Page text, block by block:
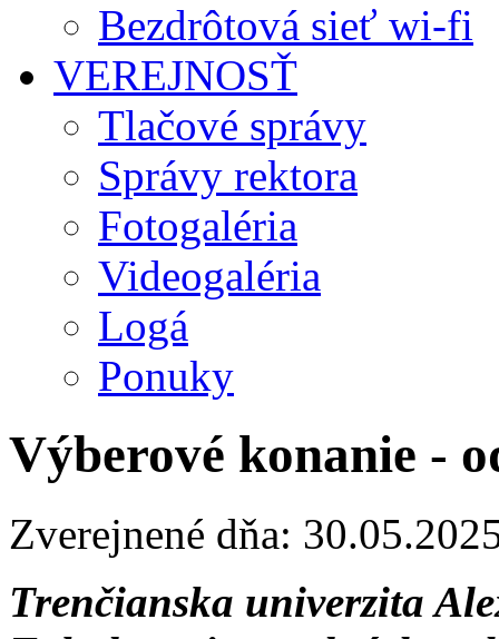
Bezdrôtová sieť wi-fi
VEREJNOSŤ
Tlačové správy
Správy rektora
Fotogaléria
Videogaléria
Logá
Ponuky
Výberové konanie -
Zverejnené dňa:
Trenčianska univerzita